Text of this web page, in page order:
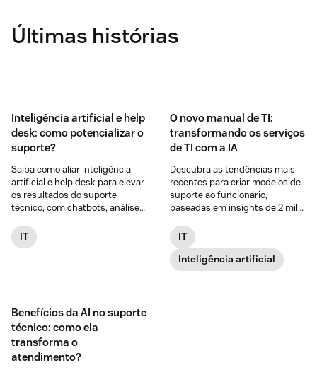
Últimas histórias
Inteligência artificial e help
desk: como potencializar o
suporte?
Saiba como aliar inteligência
artificial e help desk para elevar
os resultados do suporte
técnico, com chatbots, análise
IT
O novo manual de TI:
transformando os serviços
de TI com a IA
Descubra as tendências mais
recentes para criar modelos de
suporte ao funcionário,
baseadas em insights de 2 mil
funcionários.
IT
Inteligência artificial
Benefícios da AI no suporte
técnico: como ela
transforma o
atendimento?